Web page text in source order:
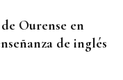
Ourense en
de inglés